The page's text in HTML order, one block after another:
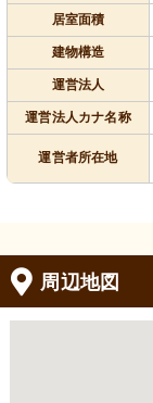
居室面積
建物構造
運営法人
運営法人カナ名称
運営者所在地
周辺地図